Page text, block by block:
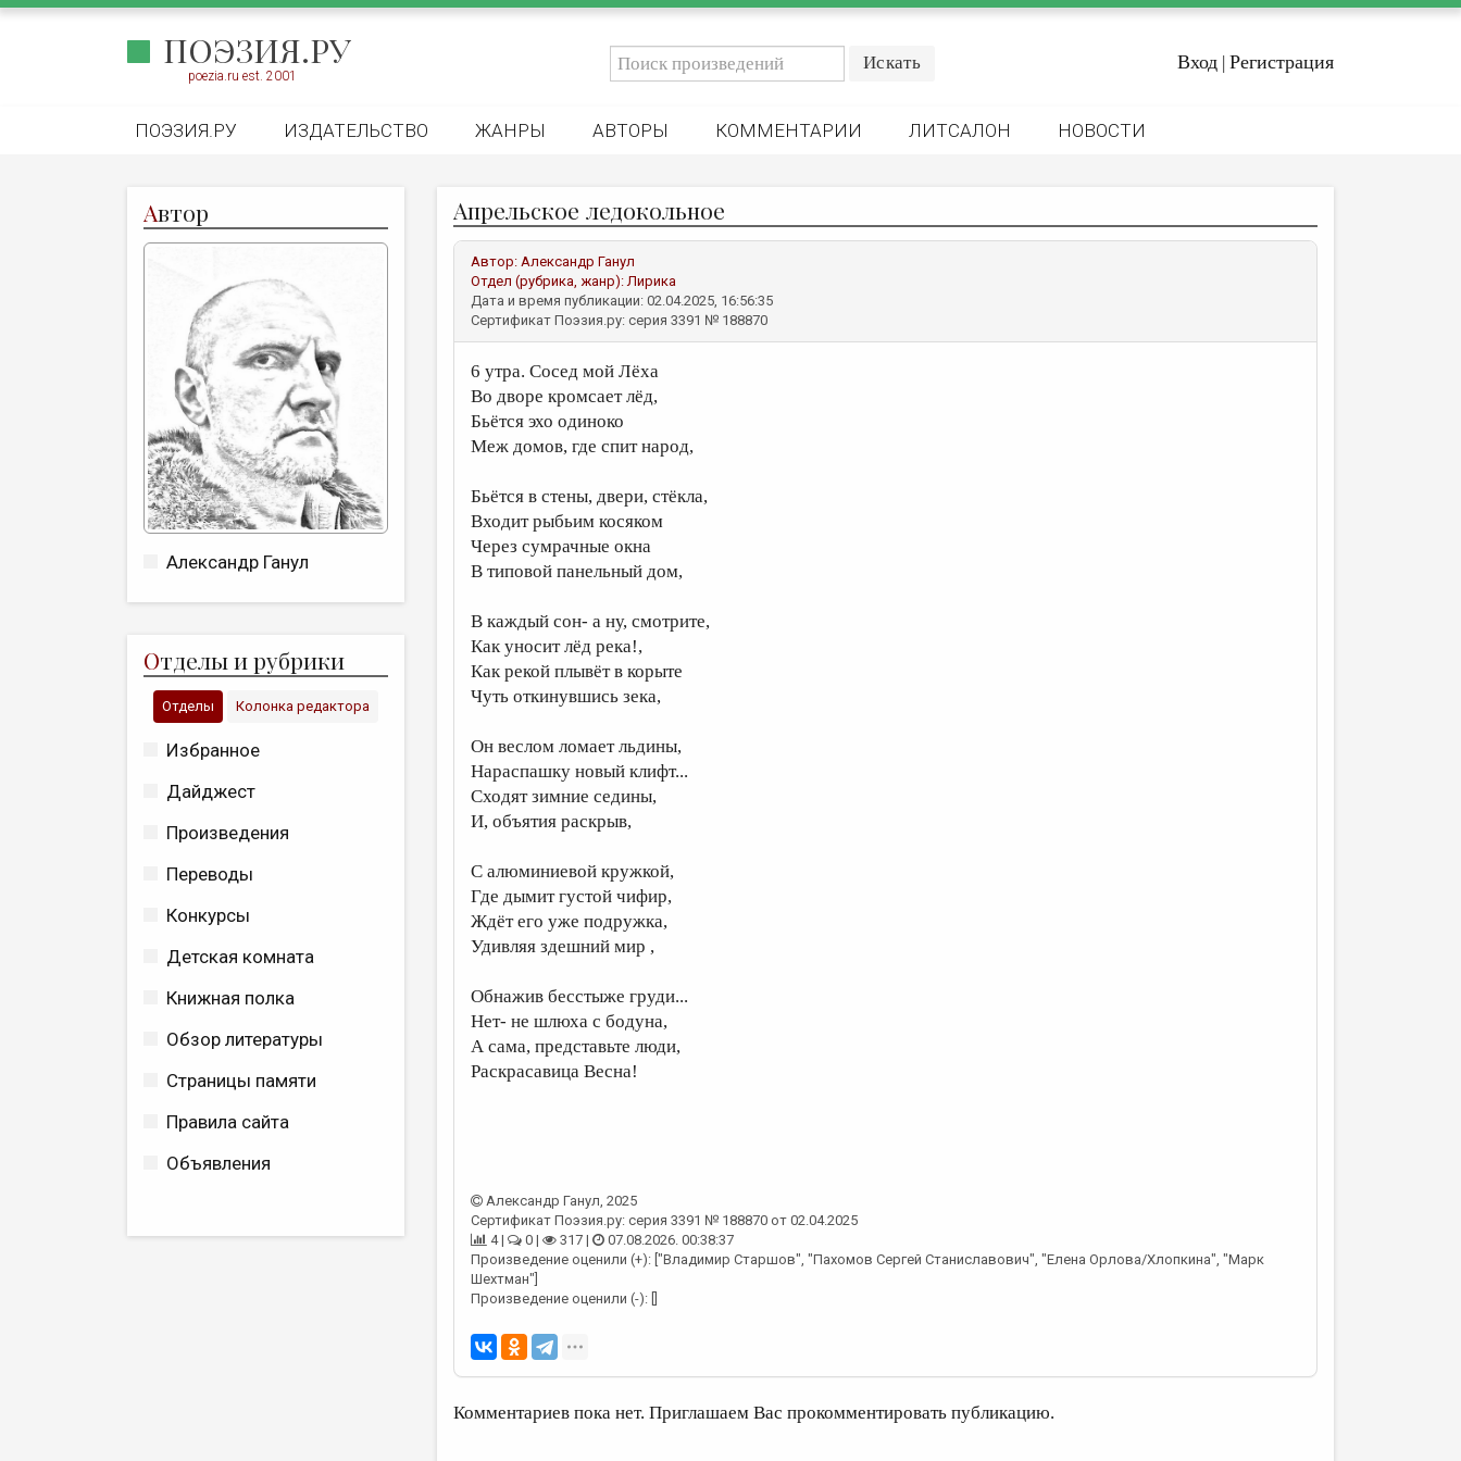
ПОЭЗИЯ.РУ
poezia.ru est. 2001
Вход | Регистрация
ПОЭЗИЯ.РУ ИЗДАТЕЛЬСТВО ЖАНРЫ АВТОРЫ КОММЕНТАРИИ ЛИТСАЛОН НОВОСТИ
Автор
Александр Ганул
Отделы и рубрики
Отделы Колонка редактора
Избранное
Дайджест
Произведения
Переводы
Конкурсы
Детская комната
Книжная полка
Обзор литературы
Страницы памяти
Правила сайта
Объявления
Апрельское ледокольное
Автор: Александр Ганул
Отдел (рубрика, жанр):Лирика
Дата и время публикации: 02.04.2025, 16:56:35
Сертификат Поэзия.ру: серия 3391 № 188870
6 утра. Сосед мой Лёха
Во дворе кромсает лёд,
Бьётся эхо одиноко
Меж домов, где спит народ,
Бьётся в стены, двери, стёкла,
Входит рыбьим косяком
Через сумрачные окна
В типовой панельный дом,
В каждый сон- а ну, смотрите,
Как уносит лёд река!,
Как рекой плывёт в корыте
Чуть откинувшись зека,
Он веслом ломает льдины,
Нараспашку новый клифт...
Сходят зимние седины,
И, объятия раскрыв,
С алюминиевой кружкой,
Где дымит густой чифир,
Ждёт его уже подружка,
Удивляя здешний мир ,
Обнажив бесстыже груди...
Нет- не шлюха с бодуна,
А сама, представьте люди,
Раскрасавица Весна!
Александр Ганул, 2025
Сертификат Поэзия.ру: серия 3391 № 188870 от 02.04.2025
4 |
0 | 317 |
07.08.2026. 00:38:37
Произведение оценили (+): ["Владимир Старшов", "Пахомов Сергей Станиславович", "Елена Орлова/Хлопкина", "Марк
Шехтман"]
Произведение оценили (-): []
Комментариев пока нет. Приглашаем Вас прокомментировать публикацию.